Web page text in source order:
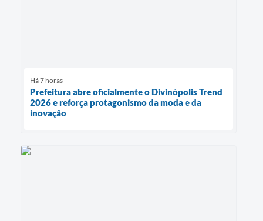
Há 7 horas
Prefeitura abre oficialmente o Divinópolis Trend
2026 e reforça protagonismo da moda e da
inovação